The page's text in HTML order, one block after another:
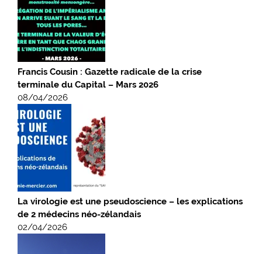
Francis Cousin : Gazette radicale de la crise
terminale du Capital – Mars 2026
08/04/2026
La virologie est une pseudoscience – les explications
de 2 médecins néo-zélandais
02/04/2026